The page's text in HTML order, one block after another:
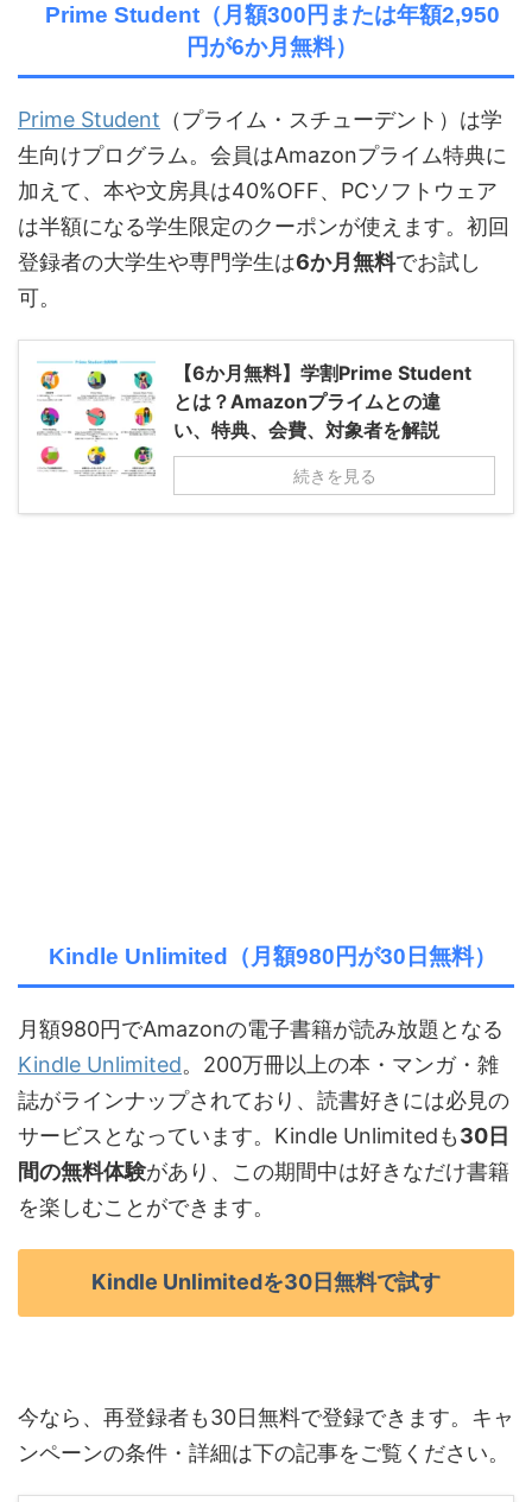
Prime Student（月額300円または年額2,950
円が6か月無料）
Prime Student （プライム・スチューデント）は学
生向けプログラム。会員はAmazonプライム特典に
加えて、本や文房具は40%OFF、 PCソフトウェア
は半額になる学生限定のクーポンが使えます。初回
登録者の大学生や専門学生は6か月無料でお試し
可。
【6か月無料】学割Prime Student
とは？Amazonプライムとの違
い、特典、会費、対象者を解説
続きを見る
Kindle Unlimited（月額980円が30日無料）
月額980円でAmazonの電子書籍が読み放題となる
Kindle Unlimited。200万冊以上の本・マンガ・雑
誌がラインナップされており、読書好きには必見の
サービスとなっています。Kindle Unlimitedも30日
間の無料体験があり、この期間中は好きなだけ書籍
を楽しむことができます。
Kindle Unlimitedを30日無料で試す
今なら、再登録者も30日無料で登録できます。キャ
ンペーンの条件・詳細は下の記事をご覧ください。